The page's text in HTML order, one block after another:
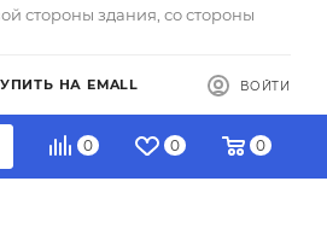
стороны здания, со стороны
НА EMALL ВОЙТИ
0 0 0